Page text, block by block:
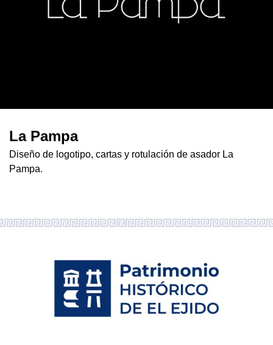
La Pampa
Diseño de logotipo, cartas y rotulación de asador La
Pampa.